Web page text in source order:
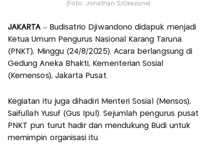
(Foto: Jonathan S/Okezone)
JAKARTA– Budisatrio Djiwandono didapuk menjadi
Ketua Umum Pengurus Nasional Karang Taruna
(PNKT), Minggu (24/8/2025). Acara berlangsung di
Gedung Aneka Bhakti, Kementerian Sosial
(Kemensos), Jakarta Pusat.
Kegiatan itu juga dihadiri Menteri Sosial (Mensos),
Saifullah Yusuf (Gus Ipul). Sejumlah pengurus pusat
PNKT pun turut hadir dan mendukung Budi untuk
memimpin organisasi itu.